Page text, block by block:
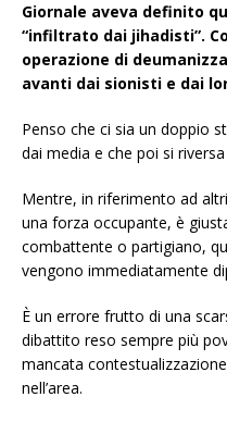
Giornale aveva definito
“infiltrato dai jihadisti”.
operazione di
avanti dai sionisti e dai
Penso che ci sia un doppio
dai media e che poi si
Mentre, in riferimento ad
una forza occupante, è
combattente o partigiano,
vengono immediatamente
È un errore frutto di una
dibattito reso sempre più
mancata
nell’area.